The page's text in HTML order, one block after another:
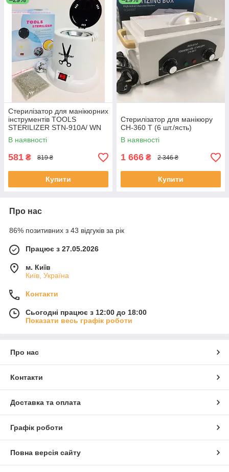
Стерилізатор для манікюрних
інструментів TOOLS
STERILIZER STN-910A/ WN
308 (12)
В наявності
581 ₴ 819 ₴
Купити
Стерилізатор для манікюру
CH-360 T (6 шт./ясть)
В наявності
1 666 ₴ 2 346 ₴
Купити
Про нас
86% позитивних з 43 відгуків за рік
Працює з 27.05.2026
м. Київ
Київ, Україна
Контакти
Сьогодні працює з 12:00 до 18:00
Показати весь графік роботи
Про нас
Контакти
Доставка та оплата
Графік роботи
Повна версія сайту